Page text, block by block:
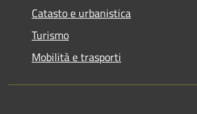
Catasto e urbanistica
Turismo
Mobilità e trasporti